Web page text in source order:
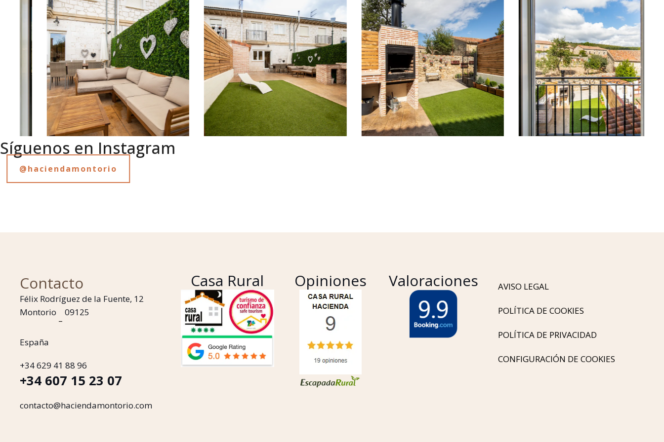
Síguenos en Instagram
@haciendamontorio
Contacto
Félix Rodríguez de la Fuente, 12
Montorio
–
09125
España
+34 629 41 88 96
+34 607 15 23 07
contacto@haciendamontorio.com
Casa Rural Opiniones Valoraciones AVISO LEGAL
POLÍTICA DE COOKIES
POLÍTICA DE PRIVACIDAD
CONFIGURACIÓN DE COOKIES